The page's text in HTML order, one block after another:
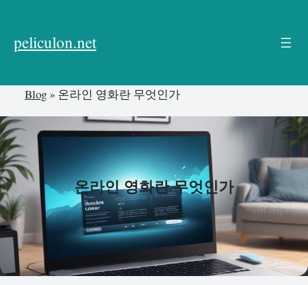
뛰
기
peliculon.net
Blog» 온라인 영화란 무엇인가
온라인 영화란 무엇인가
27.02.2026